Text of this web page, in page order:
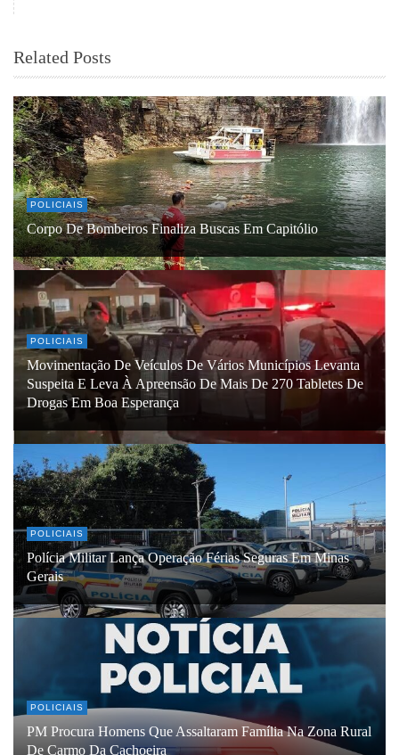
Related Posts
POLICIAIS
Corpo De Bombeiros Finaliza Buscas Em Capitólio
POLICIAIS
Movimentação De Veículos De Vários Municípios Levanta
Suspeita E Leva À Apreensão De Mais De 270 Tabletes De
Drogas Em Boa Esperança
POLICIAIS
Polícia Militar Lança Operação Férias Seguras Em Minas
Gerais
POLICIAIS
PM Procura Homens Que Assaltaram Família Na Zona Rural
De Carmo Da Cachoeira